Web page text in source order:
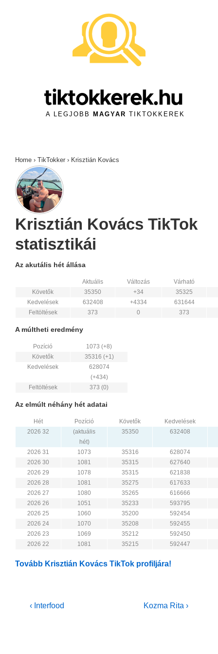
tiktokkerek.hu
A LEGJOBB MAGYAR TIKTOKKEREK
Home › TikTokker › Krisztián Kovács
Krisztián Kovács TikTok
statisztikái
Az akutális hét állása
Aktuális Változás
Várható
Követők
35350 +34
35325
Kedvelések
632408 +4334
631644
Feltöltések
373 0 373
A múltheti eredmény
Pozíció
1073 (+8)
Követők
35316 (+1)
Kedvelések
628074
(+434)
Feltöltések
373 (0)
Az elmúlt néhány hét adatai
Hét Pozíció Követők
Kedvelések
2026 32
(aktuális
hét)
35350 632408
2026 31 1073 35316
628074
2026 30
1081 35315
627640
2026 29
1078 35315
621838
2026 28
1081 35275
617633
2026 27
1080 35265
616666
2026 26
1051 35233
593795
2026 25
1060 35200
592454
2026 24
1070 35208
592455
2026 23
1069 35212
592450
2026 22
1081 35215 592447
Tovább Krisztián Kovács TikTok profiljára!
Bejegyzés
Previous
‹ Interfood
Next
Kozma Rita ›